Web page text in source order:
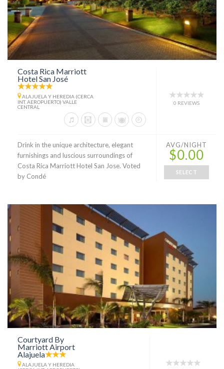
Costa Rica Marriott
Hotel San José
ALAJUELA Y HEREDIA (CERCA
INT. AEROPUERTO) VALLE
CENTRAL
0 REVIEWS
Drink in the unique architecture, elegant
furnishings and luscious surroundings of
Costa Rica Marriott Hotel San Jose. Voted
by Condé
AVG/NIGHT
$0.00
SELECT
Courtyard By
Marriott Airport
Alajuela
ALAJUELA Y HEREDIA